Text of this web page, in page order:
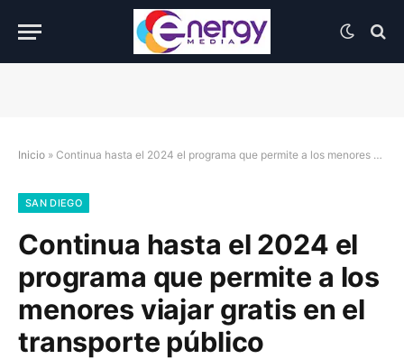
Inicio » Continua hasta el 2024 el programa que permite a los menores viajar gratis en el transporte público
SAN DIEGO
Continua hasta el 2024 el
programa que permite a los
menores viajar gratis en el
transporte público